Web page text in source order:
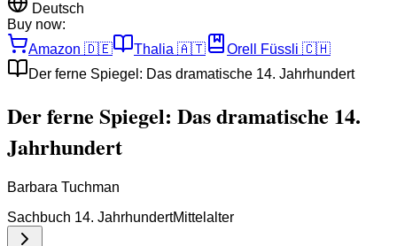
Deutsch
Buy now:
Amazon 🇩🇪 Thalia 🇦🇹 Orell Füssli 🇨🇭
Der ferne Spiegel: Das dramatische 14. Jahrhundert
Der ferne Spiegel: Das dramatische 14.
Jahrhundert
Barbara Tuchman
Sachbuch 14. JahrhundertMittelalter